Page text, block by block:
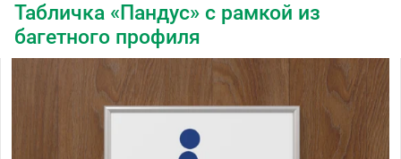
Табличка «Пандус» с рамкой из
багетного профиля